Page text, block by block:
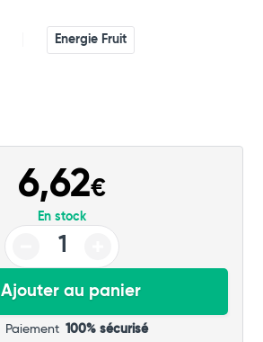
Energie Fruit
6,62€
En stock
Ajouter au panier
Paiement 100% sécurisé